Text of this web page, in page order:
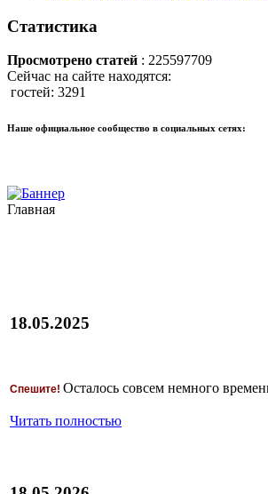
Статистика
Просмотрено статей : 225597709
Сейчас на сайте находятся:
гостей: 3291
Наше официальное сообщество в социальных сетях:
Главная
18.05.2025
Спешите! Осталось совсем немного
Читать полностью